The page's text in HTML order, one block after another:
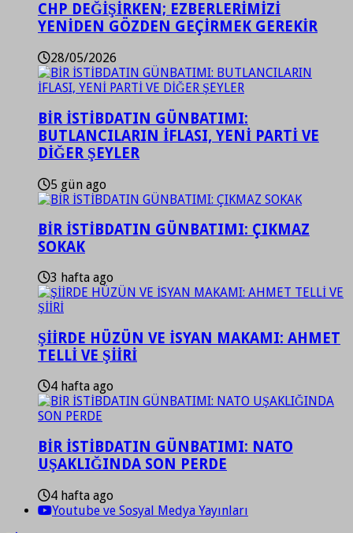
CHP DEĞİŞİRKEN; EZBERLERİMİZİ
YENİDEN GÖZDEN GEÇİRMEK GEREKİR
28/05/2026
BİR İSTİBDATIN GÜNBATIMI:
BUTLANCILARIN İFLASI, YENİ PARTİ VE
DİĞER ŞEYLER
5 gün ago
BİR İSTİBDATIN GÜNBATIMI: ÇIKMAZ
SOKAK
3 hafta ago
ŞİİRDE HÜZÜN VE İSYAN MAKAMI: AHMET
TELLİ VE ŞİİRİ
4 hafta ago
BİR İSTİBDATIN GÜNBATIMI: NATO
UŞAKLIĞINDA SON PERDE
4 hafta ago
Youtube ve Sosyal Medya Yayınları